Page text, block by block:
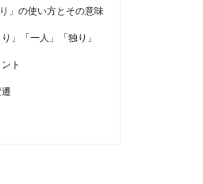
」の使い方とその意味
」「一人」「独り」
ト